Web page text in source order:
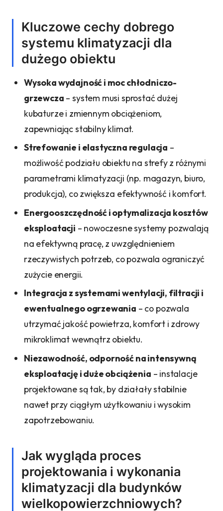
Kluczowe cechy dobrego
systemu klimatyzacji dla
dużego obiektu
Wysoka wydajność i moc chłodniczo-
grzewcza – system musi sprostać dużej
kubaturze i zmiennym obciążeniom,
zapewniając stabilny klimat.
Strefowanie i elastyczna regulacja –
możliwość podziału obiektu na strefy z różnymi
parametrami klimatyzacji (np. magazyn, biuro,
produkcja), co zwiększa efektywność i komfort.
Energooszczędność i optymalizacja kosztów
eksploatacji – nowoczesne systemy pozwalają
na efektywną pracę, z uwzględnieniem
rzeczywistych potrzeb, co pozwala ograniczyć
zużycie energii.
Integracja z systemami wentylacji, filtracji i
ewentualnego ogrzewania – co pozwala
utrzymać jakość powietrza, komfort i zdrowy
mikroklimat wewnątrz obiektu.
Niezawodność, odporność na intensywną
eksploatację i duże obciążenia – instalacje
projektowane są tak, by działały stabilnie
nawet przy ciągłym użytkowaniu i wysokim
zapotrzebowaniu.
Jak wygląda proces
projektowania i wykonania
klimatyzacji dla budynków
wielkopowierzchniowych?